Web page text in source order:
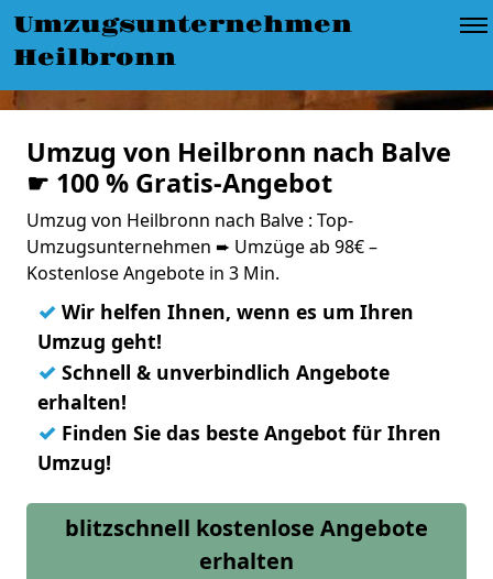
Umzugsunternehmen
Heilbronn
Umzug von Heilbronn nach Balve
☛ 100 % Gratis-Angebot
Umzug von Heilbronn nach Balve : Top-
Umzugsunternehmen ➨ Umzüge ab 98€ –
Kostenlose Angebote in 3 Min.
✓ Wir helfen Ihnen, wenn es um Ihren
Umzug geht!
✓ Schnell & unverbindlich Angebote
erhalten!
✓ Finden Sie das beste Angebot für Ihren
Umzug!
blitzschnell kostenlose Angebote
erhalten